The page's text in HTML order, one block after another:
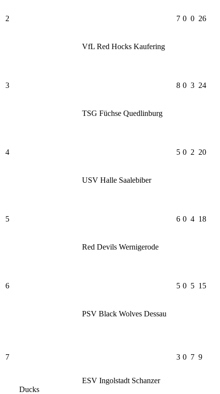
2
VfL Red Hocks Kaufering
7 0 0 26
3
TSG Füchse Quedlinburg
8 0 3 24
4
USV Halle Saalebiber
5 0 2 20
5
Red Devils Wernigerode
6 0 4 18
6
PSV Black Wolves Dessau
5 0 5 15
7
ESV Ingolstadt Schanzer
Ducks
3 0 7 9